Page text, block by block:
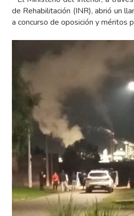
de Rehabilitación (INR), abrió un
a concurso de oposición y méritos